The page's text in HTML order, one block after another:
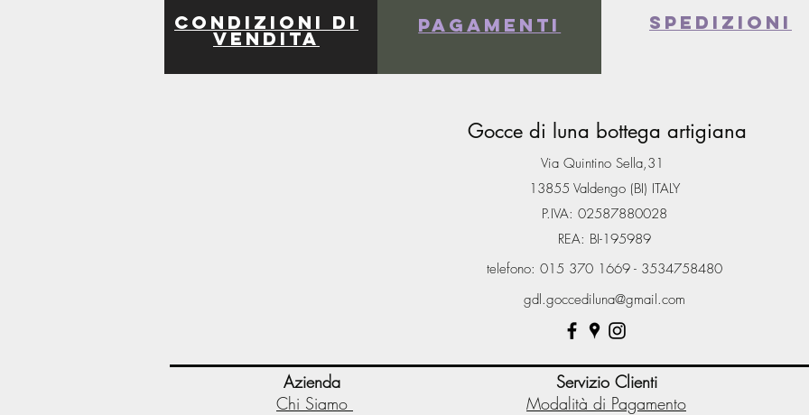
Pagamenti spedizioni
Condizioni di
vendita
Gocce di luna bottega artigiana
Via Quintino Sella,31
13855 Valdengo (BI) ITALY
P.IVA: 02587880028
REA: BI-195989
telefono: 015 370 1669 - 3534758480
gdl.goccediluna@gmail.com
Azienda
Chi Siamo
Servizio Clienti
Modalità di Pagamento